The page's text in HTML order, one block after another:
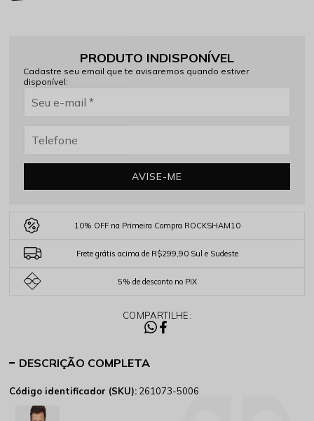
PRODUTO INDISPONÍVEL
Cadastre seu email que te avisaremos quando estiver
disponível:
AVISE-ME
10% OFF na Primeira Compra ROCKSHAM10
Frete grátis acima de R$299,90 Sul e Sudeste
5% de desconto no PIX
COMPARTILHE:
DESCRIÇÃO COMPLETA
Código identificador (SKU): 261073-5006